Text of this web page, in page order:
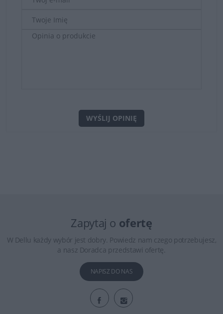
WYŚLIJ OPINIĘ
Zapytaj o ofertę
W Dellu każdy wybór jest dobry. Powiedz nam czego potrzebujesz,
a nasz Doradca przedstawi ofertę.
NAPISZ DO NAS